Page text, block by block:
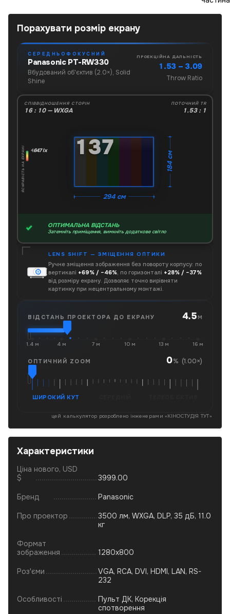
Порахувати розмір екрану
СЕРЕДНЬОФОКУСНИЙ
Panasonic PT-RW330
Вбудований об'єктив (2.0×), Solid
Shine
ПРОЕКЦІЙНА ДАЛЬНІСТЬ
1.53 – 3.09
Throw Ratio
СПІВВІДНОШЕННЯ СТОРІН
16 : 10 — WXGA
ПОТОЧНИЙ TR
1.53 : 1
137"
294 см
184 см
ЯСКРАВІСТЬ НА ЕКРАНІ 647 lx
ОПТИМАЛЬНА ВІДСТАНЬ
Затемніть приміщення, вимкніть додаткове світло
LENS SHIFT — ЗМІЩЕННЯ ОПТИКИ
Ручне зміщення зображення без повороту корпусу: по
вертикалі +69% / −46% , по горизонталі +28% / −37%
від розміру екрану. Дозволяє точно вирівняти
картинку при нецентральному монтажі.
ВІДСТАНЬ ПРОЕКТОРА ДО ЕКРАНУ 4.5м
1.4 м 4 м 7 м 10 м 13 м 16 м
ОПТИЧНИЙ ZOOM 0% (1.00×)
ШИРОКИЙ КУТ
цей калькулятор розроблено інженерами «КІНОСТУДІЯ ТУТ»
Характеристики
Ціна нового, USD
$
3999.00
Бренд Panasonic
Про проектор
3500 лм, WXGA, DLP, 35 дБ, 11.0
кг
Формат
зображення
1280x800
Роз'єми
VGA, RCA, DVI, HDMI, LAN, RS-
232
Особливості
Пульт ДК, Корекція
спотворення